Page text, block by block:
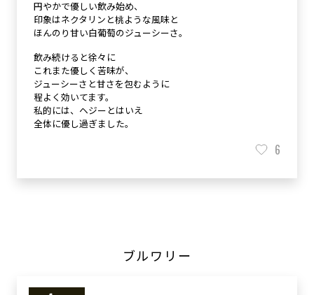
円やかで優しい飲み始め、
印象はネクタリンと桃ような風味と
ほんのり甘い白葡萄のジューシーさ。
飲み続けると徐々に
これまた優しく苦味が、
ジューシーさと甘さを包むように
程よく効いてます。
私的には、ヘジーとはいえ
全体に優し過ぎました。
6
ブルワリー